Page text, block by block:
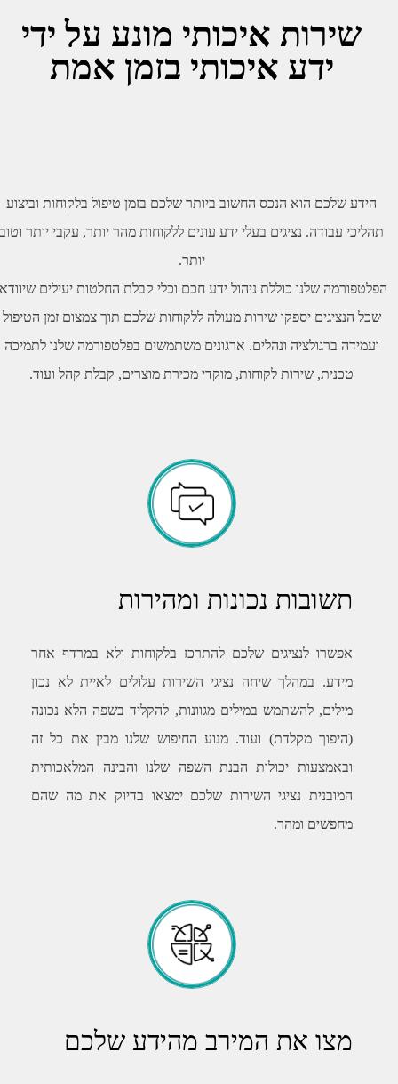
שירות איכותי מונע על ידי
ידע איכותי בזמן אמת
הידע שלכם הוא הנכס החשוב ביותר שלכם בזמן טיפול בלקוחות וביצוע
תהליכי עבודה. נציגים בעלי ידע עונים ללקוחות מהר יותר, עקבי יותר וטוב
שלנו כוללת ניהול ידע חכם וכלי קבלת החלטות יעילים שיוודאו
שכל הנציגים יספקו שירות מעולה ללקוחות שלכם תוך צמצום זמן הטיפול
ועמידה ברגולציה ונהלים. ארגונים משתמשים בפלטפורמה שלנו לתמיכה
טכנית, שירות לקוחות, מוקדי מכירת מוצרים, קבלת קהל ועוד.
תשובות נכונות ומהירות
אפשרו לנציגים שלכם להתרכז בלקוחות ולא במרדף אחר
מידע. במהלך שיחה נציגי השירות עלולים לאיית לא נכון
מילים, להשתמש במילים מגוונות, להקליד בשפה הלא נכונה
(היפוך מקלדת) ועוד. מנוע החיפוש שלנו מבין את כל זה
ובאמצעות יכולות הבנת השפה שלנו והבינה המלאכותית
המובנית נציגי השירות שלכם ימצאו בדיוק את מה שהם
מחפשים ומהר.
מצו את המירב מהידע שלכם